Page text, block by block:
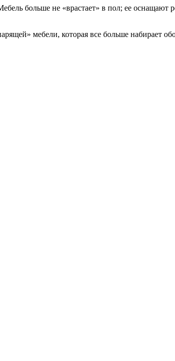
больше не «врастает» в пол; ее оснащают
мебели, которая все больше набирает